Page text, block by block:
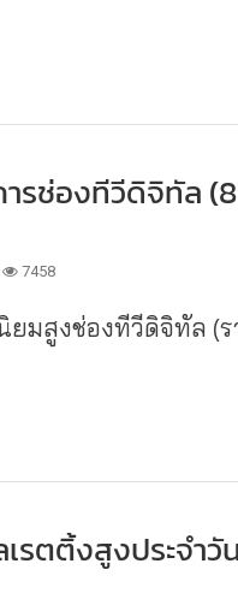
ารช่องทีวีดิจิทัล (8
7458
มสูงช่องทีวีดิจิทัล (ร
รตติ้งสูงประจำวั